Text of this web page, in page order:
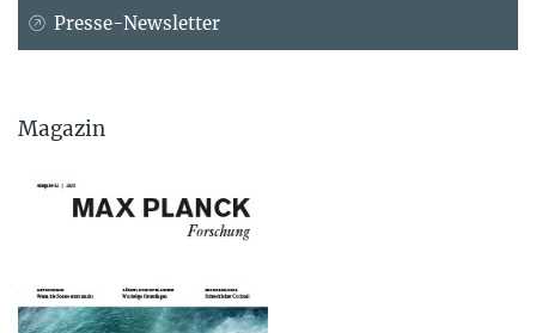
Presse-Newsletter
Magazin